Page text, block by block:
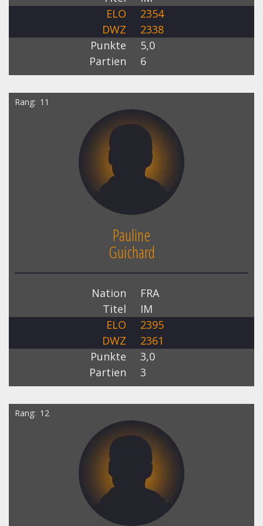
ELO
2354
DWZ
2338
Punkte
5,0
Partien
6
Rang 11
Pauline
Guichard
Nation
FRA
Titel
IM
ELO
2395
DWZ
2361
Punkte
3,0
Partien
3
Rang 12